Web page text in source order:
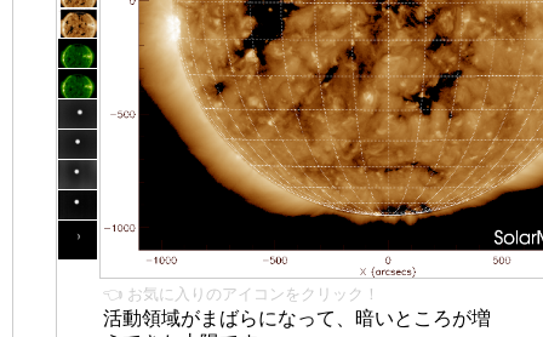
👈 お気に入りのアイコンをクリック！
活動領域がまばらになって、暗いところが増